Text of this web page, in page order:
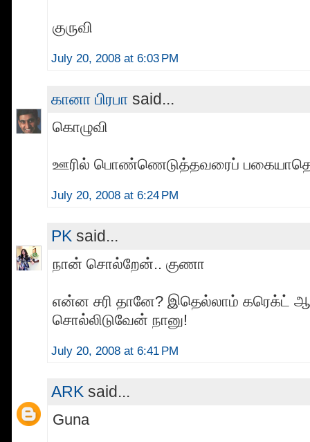
குருவி
July 20, 2008 at 6:03 PM
கானா பிரபா said...
கொழுவி
ஊரில் பொண்ணெடுத்தவரைப்
July 20, 2008 at 6:24 PM
PK said...
நான் சொல்றேன்.. குணா
என்ன சரி தானே? இதெல்லாம் கரெக்ட்
சொல்லிடுவேன் நானு!
July 20, 2008 at 6:41 PM
ARK said...
Guna